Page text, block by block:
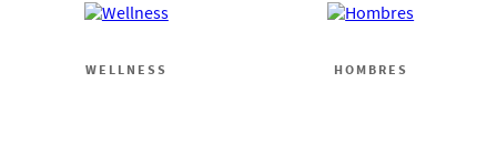
WELLNESS HOMBRES